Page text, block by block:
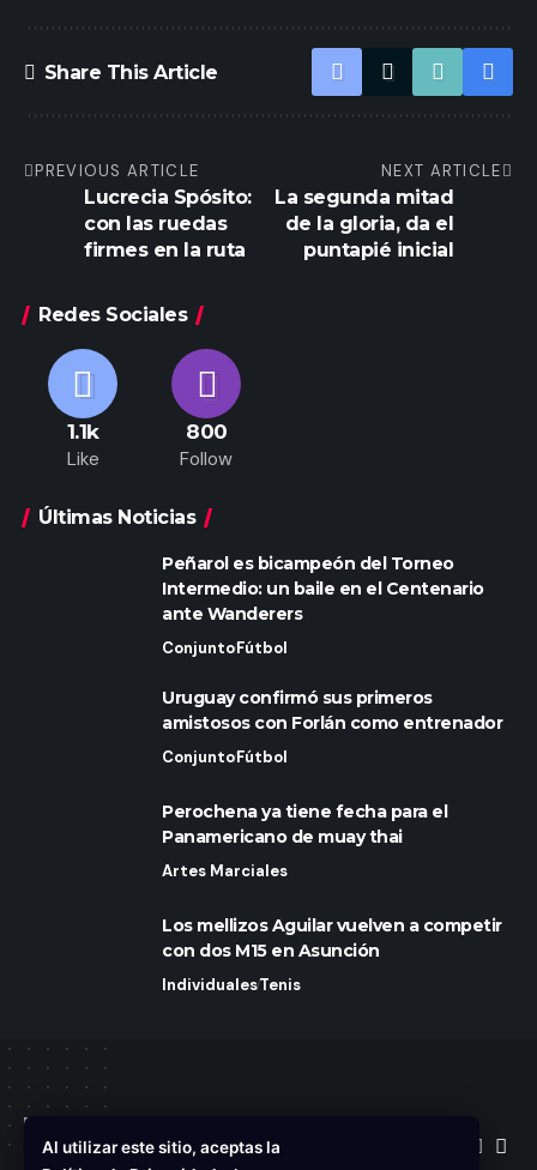
Al utilizar este sitio, aceptas la
Share This Article
PREVIOUS ARTICLE
Lucrecia Spósito:
con las ruedas
firmes en la ruta
NEXT ARTICLE
La segunda mitad
de la gloria, da el
puntapié inicial
Redes Sociales
1.1k
Like
800
Follow
Últimas Noticias
Peñarol es bicampeón del Torneo
Intermedio: un baile en el Centenario
ante Wanderers
ConjuntoFútbol
Uruguay confirmó sus primeros
amistosos con Forlán como entrenador
ConjuntoFútbol
Perochena ya tiene fecha para el
Panamericano de muay thai
Artes Marciales
Los mellizos Aguilar vuelven a competir
con dos M15 en Asunción
IndividualesTenis